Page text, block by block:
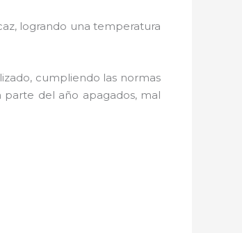
logrando una temperatura
cumpliendo las normas
del año apagados, mal